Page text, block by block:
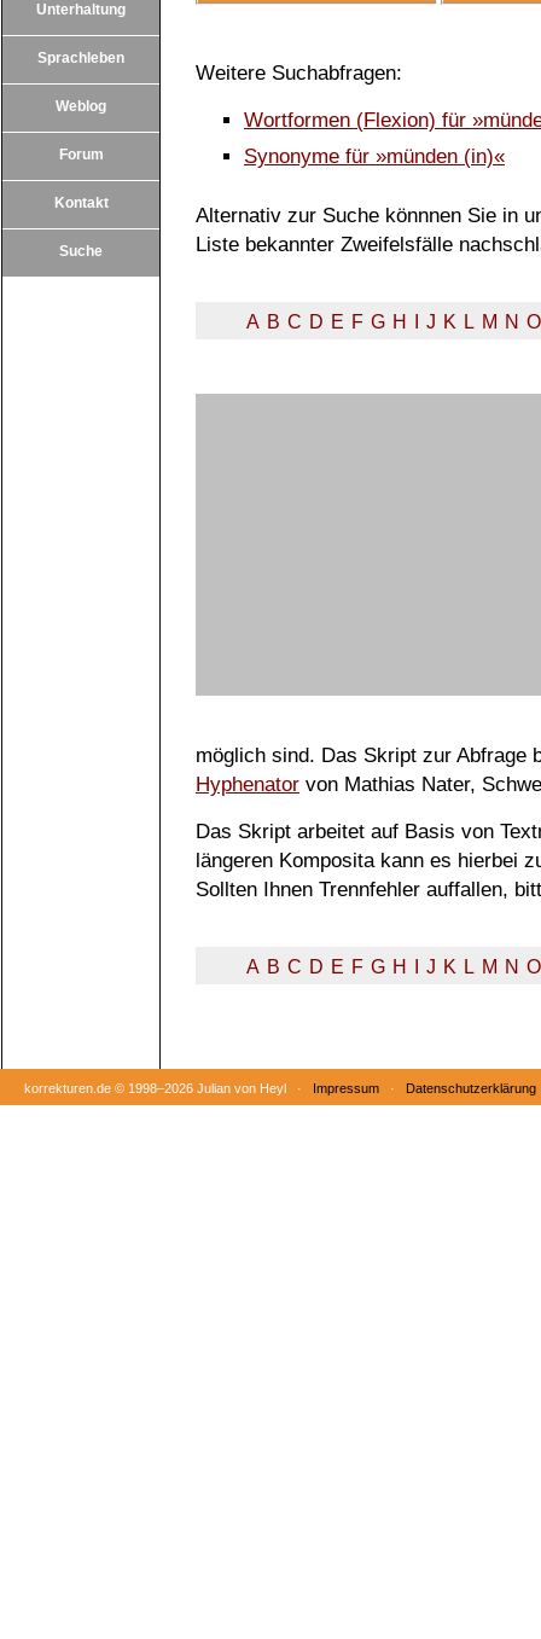
Unterhaltung
Sprachleben
Weblog
Forum
Kontakt
Suche
Weitere Suchabfragen:
Wortformen (Flexion) für
Synonyme für »münden (in)«
Alternativ zur Suche könnnen Sie in
Liste bekannter Zweifelsfälle
A B C D E F G H J K L M N O
möglich sind. Das Skript zur Abfrage
Hyphenator von Mathias Nater,
Das Skript arbeitet auf Basis von
längeren Komposita kann es hierbei
Sollten Ihnen Trennfehler auffallen,
A B C D E F G H J K L M N O
korrekturen.de © 1998–2026 Julian von Heyl · Impressum · Datenschutzerklärung